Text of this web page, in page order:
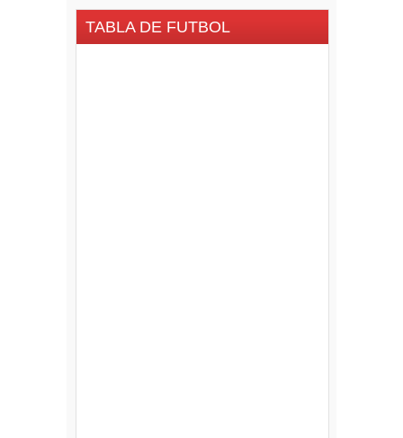
TABLA DE FUTBOL